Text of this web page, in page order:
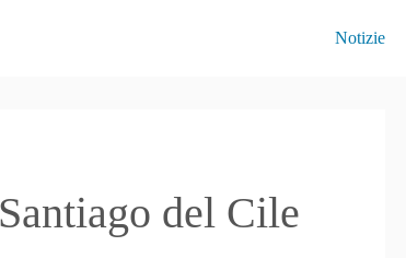
Notizie
del Cile